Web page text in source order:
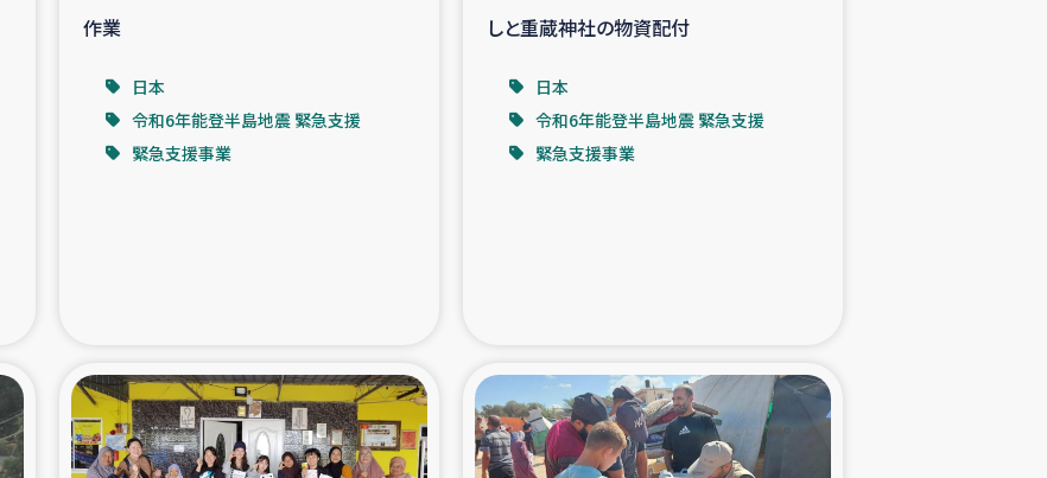
善による栄養改善事業 フェアトレード事業
者支援 アイナロ県マウベシ郡でのコーヒー畑改善事業
作業
日本
令和6年能登半島地震 緊急支援
緊急支援事業
しと重蔵神社の物資配付
日本
令和6年能登半島地震 緊急支援
緊急支援事業